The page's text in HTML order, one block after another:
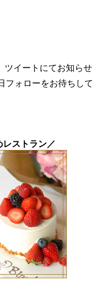
ツイートにてお知らせ
フォローをお待ちして
レストラン／